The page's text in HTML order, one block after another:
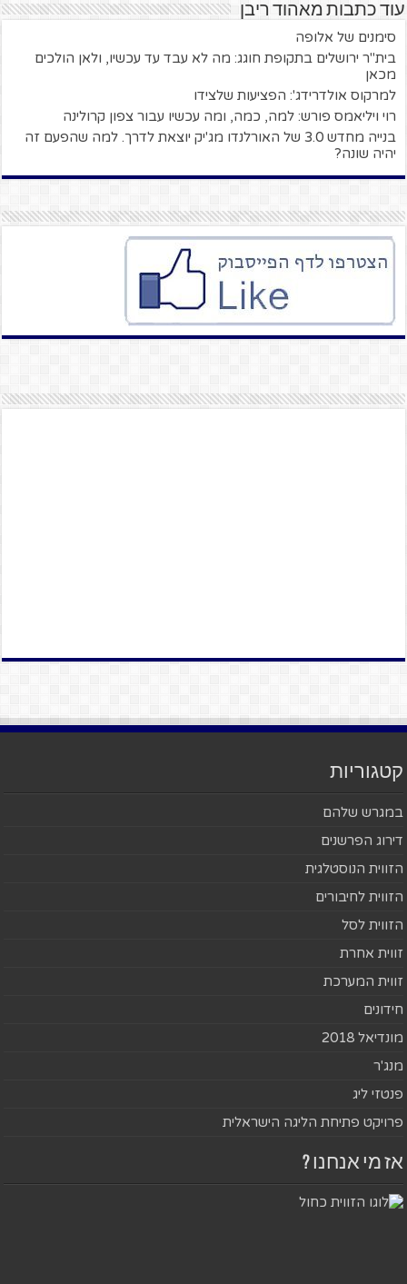
עוד כתבות מאהוד ריבן
סימנים של אלופה
בית"ר ירושלים בתקופת חוגג: מה לא עבד עד עכשיו, ולאן הולכים
מכאן
למרקוס אולדרידג': הפציעות שלצידו
רוי ויליאמס פורש: למה, כמה, ומה עכשיו עבור צפון קרולינה
בנייה מחדש 3.0 של האורלנדו מג'יק יוצאת לדרך. למה שהפעם זה
יהיה שונה?
קטגוריות
במגרש שלהם
דירוג הפרשנים
הזווית הנוסטלגית
הזווית לחיבורים
הזווית לסל
זווית אחרת
זווית המערכת
חידונים
מונדיאל 2018
מנג'ר
פנטזי ליג
פרויקט פתיחת הליגה הישראלית
אז מי אנחנו ?